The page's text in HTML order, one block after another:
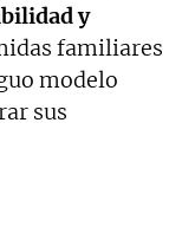
y
familiares
modelo
sus